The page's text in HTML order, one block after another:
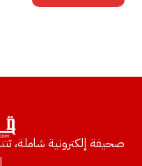
صحيفة إلكترونية شاملة،